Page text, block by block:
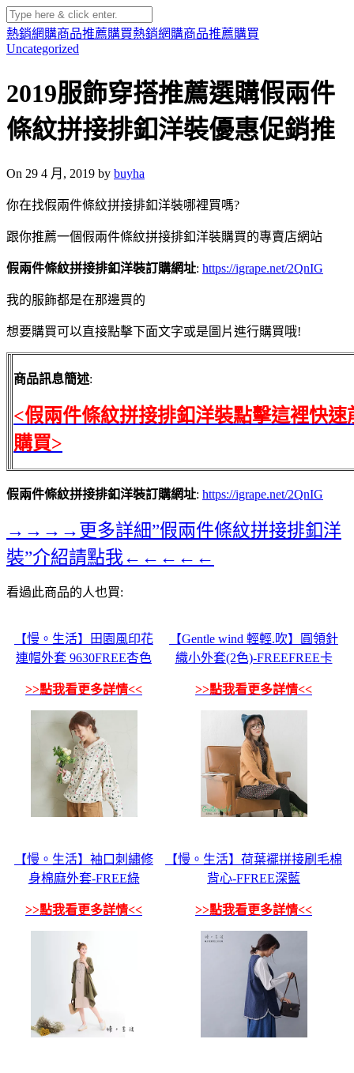
熱銷網購商品推薦購買熱銷網購商品推薦購買
Uncategorized
2019服飾穿搭推薦選購假兩件
條紋拼接排釦洋裝優惠促銷推
On 29 4 月, 2019 by buyha
你在找假兩件條紋拼接排釦洋裝哪裡買嗎?
跟你推薦一個假兩件條紋拼接排釦洋裝購買的專賣店網站
假兩件條紋拼接排釦洋裝訂購網址: https://igrape.net/2QnIG
我的服飾都是在那邊買的
想要購買可以直接點擊下面文字或是圖片進行購買哦!
商品訊息簡述:
<假兩件條紋拼接排釦洋裝點擊這裡快速
購買>
假兩件條紋拼接排釦洋裝訂購網址: https://igrape.net/2QnIG
→→→→更多詳細”假兩件條紋拼接排釦洋
裝”介紹請點我←←←←←
看過此商品的人也買:
【慢。生活】田園風印花
連帽外套 9630FREE杏色
>>點我看更多詳情<<
【Gentle wind 輕輕.吹】圓領針
織小外套(2色)-FREEFREE卡
>>點我看更多詳情<<
【慢。生活】袖口刺繡修
身棉麻外套-FREE綠
>>點我看更多詳情<<
【慢。生活】荷葉襬拼接刷毛棉
背心-FFREE深藍
>>點我看更多詳情<<